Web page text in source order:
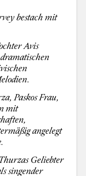
bestach mit
Avis
Paskos Frau,
mit
angelegt
Geliebter
singender